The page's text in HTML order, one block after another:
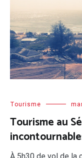
Tourisme
Tourisme au